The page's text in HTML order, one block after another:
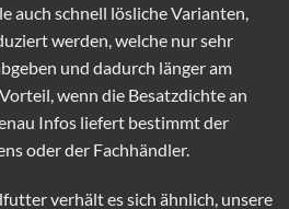
auch schnell lösliche Varianten,
werden, welche nur sehr
und dadurch länger am
wenn die Besatzdichte an
Infos liefert bestimmt der
oder der Fachhändler.
verhält es sich ähnlich, unsere